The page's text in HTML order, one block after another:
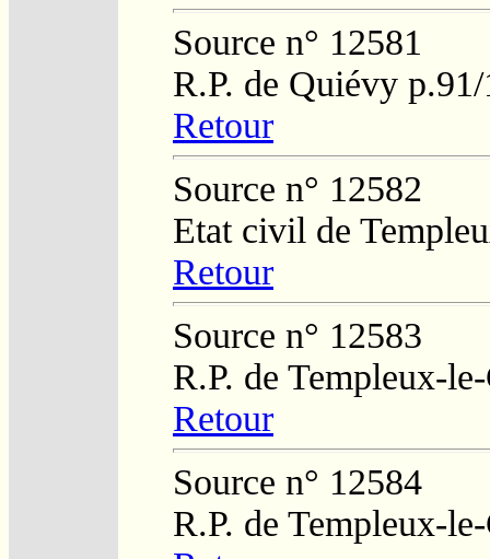
Source n° 12581
R.P. de Quiévy
Retour
Source n° 12582
Etat civil de
Retour
Source n° 12583
R.P. de Templeux-
Retour
Source n° 12584
R.P. de Templeux-